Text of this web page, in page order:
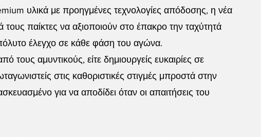
υλικά με προηγμένες τεχνολογίες απόδοσης, η νέα
τους παίκτες να αξιοποιούν στο έπακρο την ταχύτητά
έλεγχο σε κάθε φάση του αγώνα.
τους αμυντικούς, είτε δημιουργείς ευκαιρίες σε
στις καθοριστικές στιγμές μπροστά στην
για να αποδίδει όταν οι απαιτήσεις του